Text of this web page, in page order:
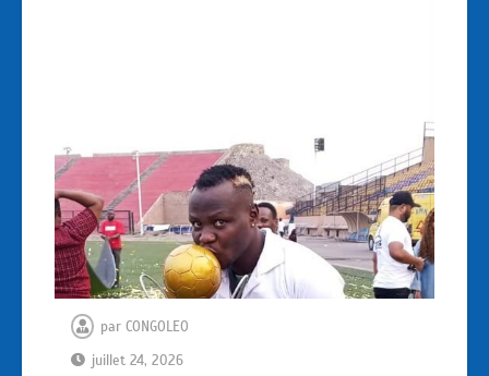
par CONGOLEO
juillet 24, 2026